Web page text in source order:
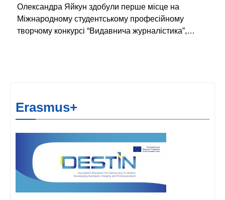
Олександра Яйкун здобули перше місце на
Міжнародному студентському професійному
творчому конкурсі “Видавнича журналістика”,…
Erasmus+